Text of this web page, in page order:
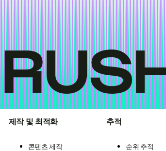
제작 및 최적화
콘텐츠 제작
추적
순위 추적